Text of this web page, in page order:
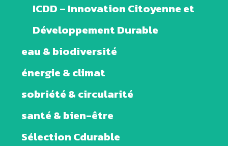
ICDD – Innovation Citoyenne et
Développement Durable
eau & biodiversité
énergie & climat
sobriété & circularité
santé & bien-être
Sélection Cdurable